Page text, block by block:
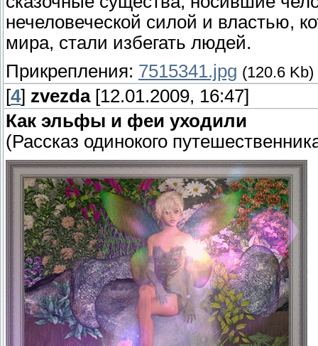
нечеловеческой силой и властью,
мира, стали избегать людей.
Прикрепления: 7515341.jpg (120.6 Kb)
[4] zvezda[12.01.2009, 16:47]
Как эльфы и феи уходили
(Рассказ одинокого